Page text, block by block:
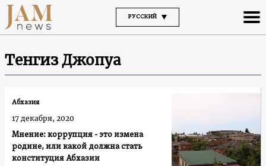
РУССКИЙ
Тенгиз Джопуа
Мнение: коррупция - это измена
родине, или какой должна стать
конституция Абхазии
Абхазия
17 декабря, 2020